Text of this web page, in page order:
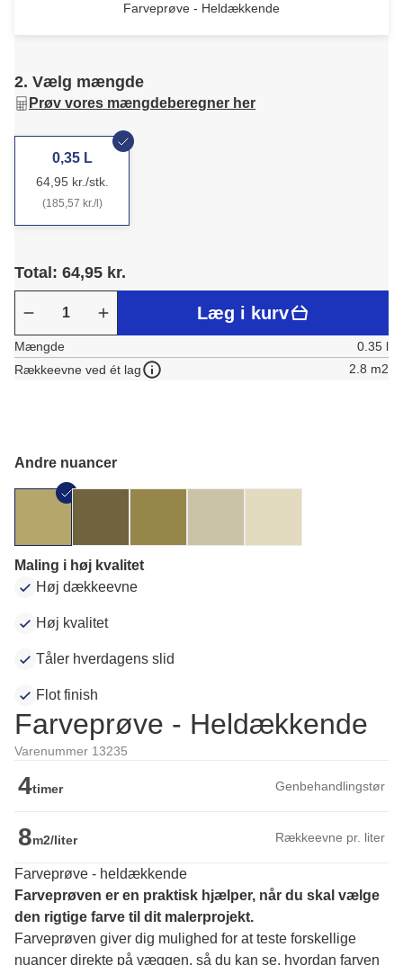
Farveprøve - Heldækkende
2. Vælg mængde
Prøv vores mængdeberegner her
0,35 L
64,95 kr./stk.
(185,57 kr./l)
Total: 64,95 kr.
Læg i kurv
Mængde
0.35 l
Rækkeevne ved ét lag
2.8 m2
Andre nuancer
Maling i høj kvalitet
Høj dækkeevne
Høj kvalitet
Tåler hverdagens slid
Flot finish
Farveprøve - Heldækkende
Varenummer 13235
4timer Genbehandlingstør
8m2/liter Rækkeevne pr. liter
Farveprøve - heldækkende
Farveprøven er en praktisk hjælper, når du skal vælge
den rigtige farve til dit malerprojekt.
Farveprøven giver dig mulighed for at teste forskellige
nuancer direkte på væggen, så du kan se, hvordan farven